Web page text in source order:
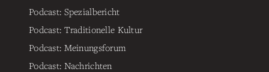
Podcast: Spezialbericht
Podcast: Traditionelle Kultur
Podcast: Meinungsforum
Podcast: Nachrichten